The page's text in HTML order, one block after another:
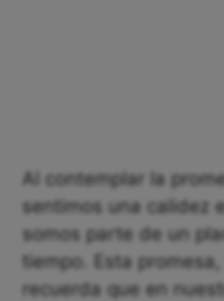
Al contemplar la
sentimos una calidez
somos parte de un
tiempo. Esta
recuerda que en